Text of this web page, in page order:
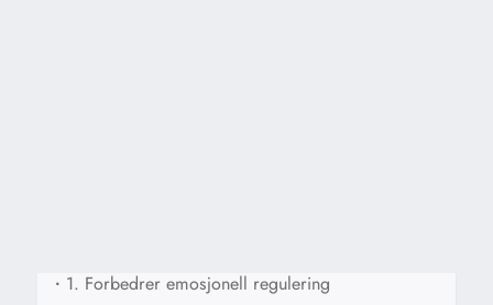
• 1. Forbedrer emosjonell regulering